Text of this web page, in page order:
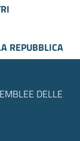
REPUBBLICA
DELLE